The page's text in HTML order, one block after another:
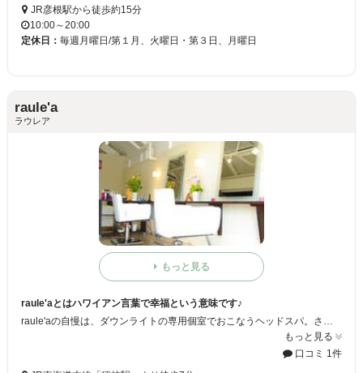
JR彦根駅から徒歩約15分
10:00～20:00
定休日： 毎週月曜日/第１月、火曜日・第３日、月曜日
raule'a
ラウレア
もっと見る
raule'aとはハワイアン言葉で幸福という意味です♪
raule'aの自慢は、ダウンライトの専用個室でおこなうヘッドスパ。さわやかな香りのクレンジングジェルが日頃の疲れを癒し、ついウトウト・・・。お客様を深いリラックスの世界へと誘います。
もっと見る
口コミ 1件